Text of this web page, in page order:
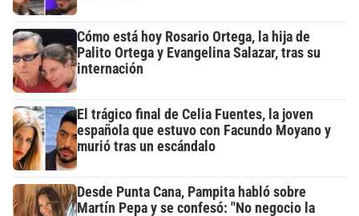
Cómo está hoy Rosario Ortega, la hija de
Palito Ortega y Evangelina Salazar, tras su
internación
El trágico final de Celia Fuentes, la joven
española que estuvo con Facundo Moyano y
murió tras un escándalo
Desde Punta Cana, Pampita habló sobre
Martín Pepa y se confesó: "No negocio la